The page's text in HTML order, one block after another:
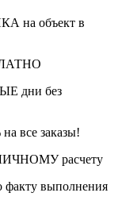
на объект в
дни без
все заказы!
расчету
выполнения